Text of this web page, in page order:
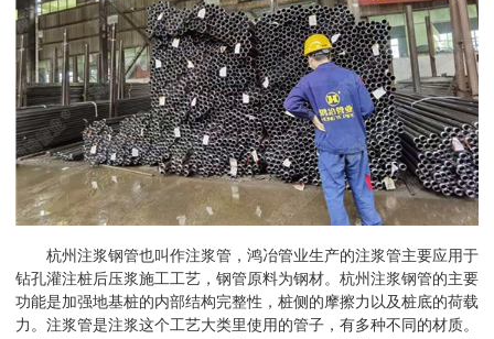
杭州注浆钢管也叫作注浆管，鸿冶管业生产的注浆管主要应用于
钻孔灌注桩后压浆施工工艺，钢管原料为钢材。 杭州注浆钢管的主要
功能是加强地基桩的内部结构完整性，桩侧的摩擦力以及桩底的荷载
力。注浆管是注浆这个工艺大类里使用的管子，有多种不同的材质。